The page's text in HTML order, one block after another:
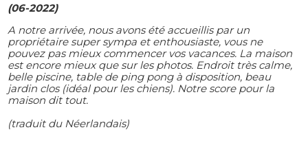
(06-2022)
A notre arrivée, nous avons été accueillis par un
propriétaire super sympa et enthousiaste, vous ne
pouvez pas mieux commencer vos vacances. La maison
est encore mieux que sur les photos. Endroit très calme,
belle piscine, table de ping pong à disposition, beau
jardin clos (idéal pour les chiens). Notre score pour la
maison dit tout.
(traduit du Néerlandais)